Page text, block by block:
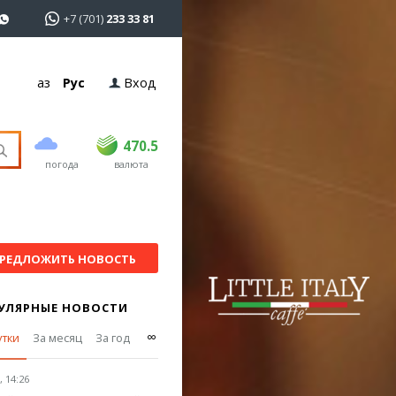
+7 (701) 233 33 81
Қаз Рус Вход
погода
470.5
USD 469 470.5
EUR валюта
НОВОСТЬ
НОВОСТИ
За месяц За год ∞
14:26